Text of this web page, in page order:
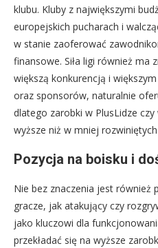
klubu. Kluby z największymi
europejskich pucharach i
w stanie zaoferować
finansowe. Siła ligi również ma
większą konkurencją i
oraz sponsorów, naturalnie
dlatego zarobki w PlusLidze czy
wyższe niż w mniej
Pozycja na boisku i
Nie bez znaczenia jest również
gracze, jak atakujący czy
jako kluczowi dla
przekładać się na wyższe